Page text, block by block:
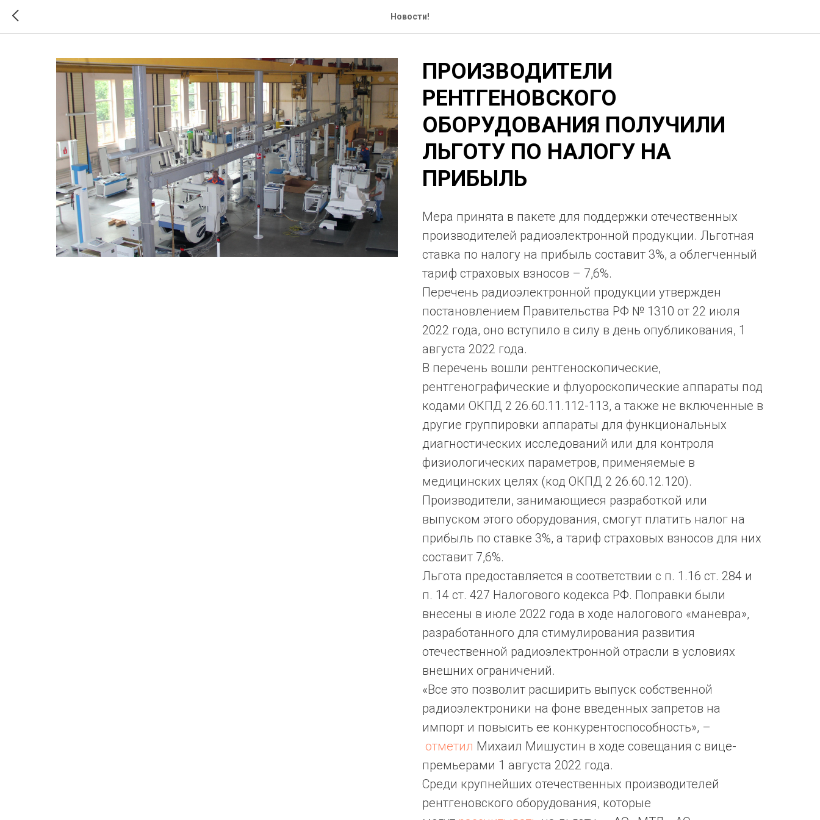
Новости!
ПРОИЗВОДИТЕЛИ
РЕНТГЕНОВСКОГО
ОБОРУДОВАНИЯ ПОЛУЧИЛИ
ЛЬГОТУ ПО НАЛОГУ НА
ПРИБЫЛЬ
Мера принята в пакете для поддержки отечественных
производителей радиоэлектронной продукции. Льготная
ставка по налогу на прибыль составит 3%, а облегченный
тариф страховых взносов – 7,6%.
Перечень радиоэлектронной продукции утвержден
постановлением Правительства РФ № 1310 от 22 июля
2022 года, оно вступило в силу в день опубликования, 1
августа 2022 года.
В перечень вошли рентгеноскопические,
рентгенографические и флуороскопические аппараты под
кодами ОКПД 2 26.60.11.112-113, а также не включенные в
другие группировки аппараты для функциональных
диагностических исследований или для контроля
физиологических параметров, применяемые в
медицинских целях (код ОКПД 2 26.60.12.120).
Производители, занимающиеся разработкой или
выпуском этого оборудования, смогут платить налог на
прибыль по ставке 3%, а тариф страховых взносов для них
составит 7,6%.
Льгота предоставляется в соответствии с п. 1.16 ст. 284 и
п. 14 ст. 427 Налогового кодекса РФ. Поправки были
внесены в июле 2022 года в ходе налогового «маневра»,
разработанного для стимулирования развития
отечественной радиоэлектронной отрасли в условиях
внешних ограничений.
«Все это позволит расширить выпуск собственной
радиоэлектроники на фоне введенных запретов на
импорт и повысить ее конкурентоспособность», –
отметил Михаил Мишустин в ходе совещания с вице-
премьерами 1 августа 2022 года.
Среди крупнейших отечественных производителей
рентгеновского оборудования, которые